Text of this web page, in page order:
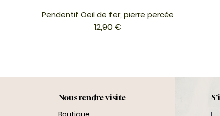
Aperçu rapide
Pendentif Oeil de fer, pierre percée
Prix
12,90 €
Nous rendre visite